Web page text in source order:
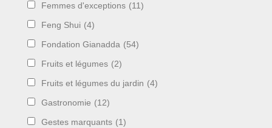
Femmes d'exceptions (11)
Feng Shui (4)
Fondation Gianadda (54)
Fruits et légumes (2)
Fruits et légumes du jardin (4)
Gastronomie (12)
Gestes marquants (1)